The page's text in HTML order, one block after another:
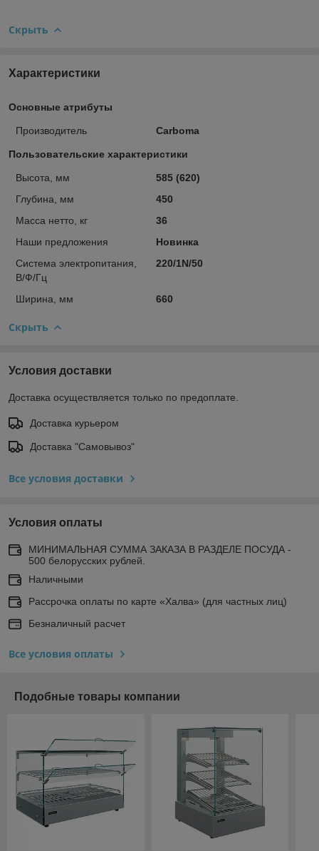
Скрыть
Характеристики
Основные атрибуты
Производитель Carboma
Пользовательские характеристики
Высота, мм
585 (620)
Глубина, мм
450
Масса нетто, кг
36
Наши предложения
Новинка
Система электропитания,
В/Ф/Гц
220/1N/50
Ширина, мм 660
Скрыть
Условия доставки
Доставка осуществляется только по предоплате.
Доставка курьером
Доставка "Самовывоз"
Все условия доставки
Условия оплаты
МИНИМАЛЬНАЯ СУММА ЗАКАЗА В РАЗДЕЛЕ ПОСУДА -
500 белорусских рублей.
Наличными
Рассрочка оплаты по карте «Халва» (для частных лиц)
Безналичный расчет
Все условия оплаты
Подобные товары компании